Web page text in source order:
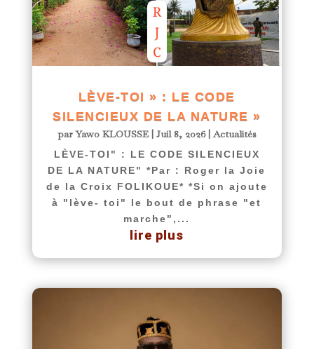
LÈVE-TOI » : LE CODE
SILENCIEUX DE LA NATURE »
parYawo KLOUSSE| Juil 8, 2026|Actualités
LÈVE-TOI" : LE CODE SILENCIEUX
DE LA NATURE" *Par : Roger la Joie
de la Croix FOLIKOUE* *Si on ajoute
à "lève- toi" le bout de phrase "et
marche",...
lire plus